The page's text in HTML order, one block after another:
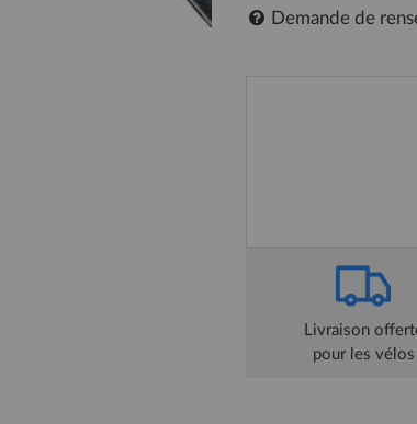
Demande de
Livraison
pour les vélos